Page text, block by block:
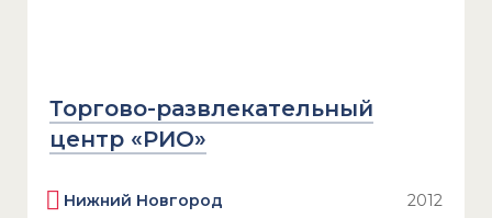
Торгово-развлекательный
центр «РИО»
Нижний Новгород 2012